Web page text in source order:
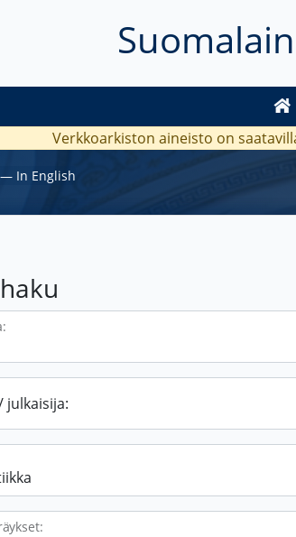
Verkkoarkiston aineisto on
― In English
julkaisija: